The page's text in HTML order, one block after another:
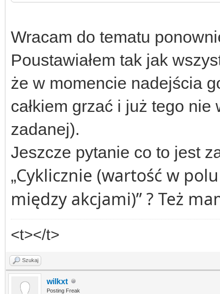
Wracam do tematu
Poustawiałem tak jak
że w momencie nadejścia
całkiem grzać i już tego
zadanej).
Jeszcze pytanie co to jest
„Cyklicznie (wartość w
między akcjami)” ? Też
<t></t>
Szukaj
wilkxt
Posting Freak